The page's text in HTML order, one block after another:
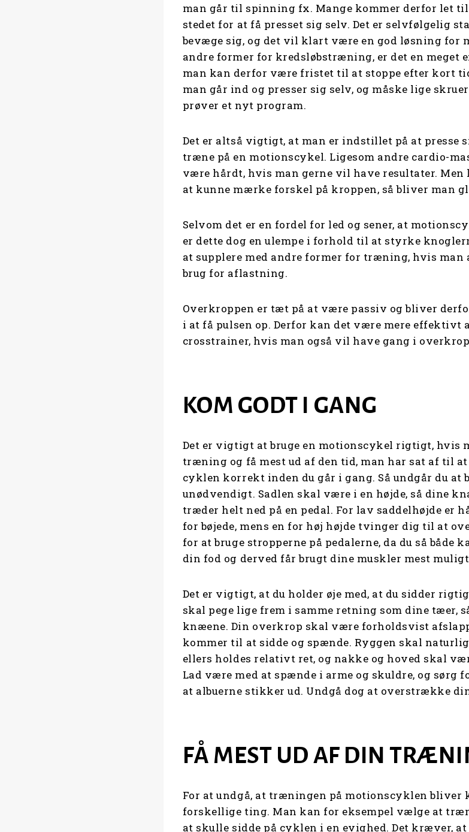
man går til spinning fx. Mange kommer derfor let til
stedet for at få presset sig selv. Det er selvfølgelig
bevæge sig, og det vil klart være en god løsning for
andre former for kredsløbstræning, er det en meget
man kan derfor være fristet til at stoppe efter kort
man går ind og presser sig selv, og måske lige
prøver et nyt program.
Det er altså vigtigt, at man er indstillet på at presse
træne på en motionscykel. Ligesom andre cardio-
være hårdt, hvis man gerne vil have resultater. Men
at kunne mærke forskel på kroppen, så bliver man
Selvom det er en fordel for led og sener, at
er dette dog en ulempe i forhold til at styrke
at supplere med andre former for træning, hvis man
brug for aflastning.
Overkroppen er tæt på at være passiv og bliver
i at få pulsen op. Derfor kan det være mere effektivt
crosstrainer, hvis man også vil have gang i
KOM GODT I GANG
Det er vigtigt at bruge en motionscykel rigtigt, hvis
træning og få mest ud af den tid, man har sat af til
cyklen korrekt inden du går i gang. Så undgår du at
unødvendigt. Sadlen skal være i en højde, så dine
træder helt ned på en pedal. For lav saddelhøjde er
for bøjede, mens en for høj højde tvinger dig til at
for at bruge stropperne på pedalerne, da du så både
din fod og derved får brugt dine muskler mest
Det er vigtigt, at du holder øje med, at du sidder
skal pege lige frem i samme retning som dine tæer,
knæene. Din overkrop skal være forholdsvist
kommer til at sidde og spænde. Ryggen skal
ellers holdes relativt ret, og nakke og hoved skal
Lad være med at spænde i arme og skuldre, og sørg
at albuerne stikker ud. Undgå dog at overstrække
FÅ MEST UD AF DIN
For at undgå, at træningen på motionscyklen bliver
forskellige ting. Man kan for eksempel vælge at
at skulle sidde på cyklen i en evighed. Det kræver,